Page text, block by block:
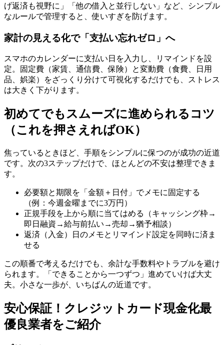
げ返済も視野に」「他の借入と並行しない」など、シンプル
なルールで管理すると、使いすぎを防げます。
家計の見える化で「支払い忘れゼロ」へ
スマホのカレンダーに支払い日を入力し、リマインドを設
定。固定費（家賃、通信費、保険）と変動費（食費、日用
品、娯楽）をざっくり分けて可視化するだけでも、ストレス
は大きく下がります。
初めてでもスムーズに進められるコツ
（これを押さえればOK）
焦っているときほど、手順をシンプルに保つのが成功の近道
です。次の3ステップだけで、ほとんどの不安は整理できま
す。
必要額と期限を「金額＋日付」でメモに固定する
（例：今週金曜までに3万円）
正規手段を上から順に当てはめる（キャッシング枠→
即日融資→給与前払い→売却→猶予相談）
返済（入金）日のメモとリマインド設定を同時に済ま
せる
この順番で考えるだけでも、余計な手数料やトラブルを避け
られます。「できることから一つずつ」進めていけば大丈
夫。小さな一歩が、いちばんの近道です。
安心保証！クレジットカード現金化最
優良業者をご紹介